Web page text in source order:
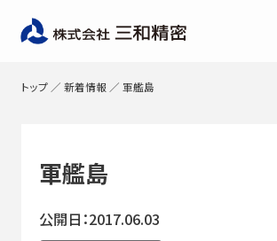
トップ ／ 新着情報 ／ 軍艦島
軍艦島
公開日：2017.06.03